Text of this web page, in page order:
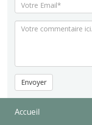
Envoyer
Accueil